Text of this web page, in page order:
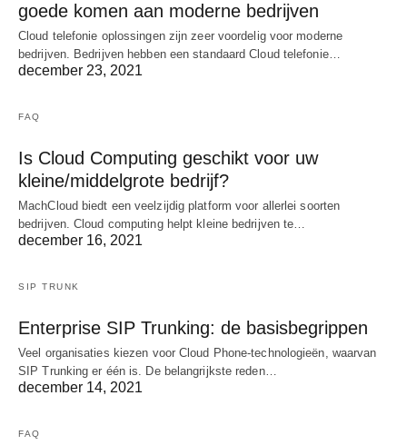
goede komen aan moderne bedrijven
Cloud telefonie oplossingen zijn zeer voordelig voor moderne
bedrijven. Bedrijven hebben een standaard Cloud telefonie…
december 23, 2021
FAQ
Is Cloud Computing geschikt voor uw
kleine/middelgrote bedrijf?
MachCloud biedt een veelzijdig platform voor allerlei soorten
bedrijven. Cloud computing helpt kleine bedrijven te…
december 16, 2021
SIP TRUNK
Enterprise SIP Trunking: de basisbegrippen
Veel organisaties kiezen voor Cloud Phone-technologieën, waarvan
SIP Trunking er één is. De belangrijkste reden…
december 14, 2021
FAQ